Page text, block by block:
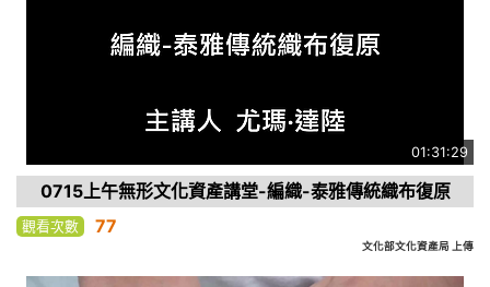
01:31:29
0715上午無形文化資產講堂-編織-泰雅傳統織布復原
觀看次數 77
文化部文化資產局 上傳